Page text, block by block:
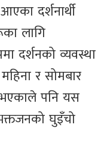
दर्शनार्थी
लागि
दर्शनको व्यवस्था
र सोमबार
भएकाले पनि यस
घुइँचो